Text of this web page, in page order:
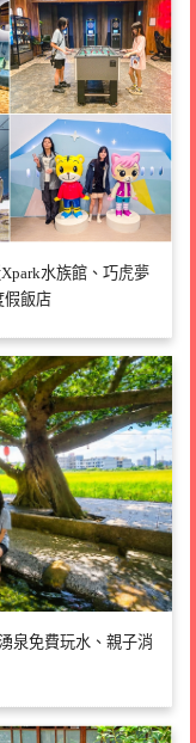
水族館、巧虎夢
假飯店
泉免費玩水、親子消